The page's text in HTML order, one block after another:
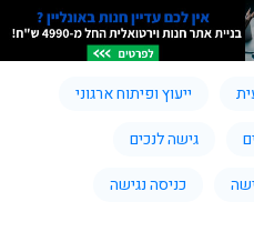
ייעוץ ופיתוח ארגוני
גישה לנכים
כניסה נגישה